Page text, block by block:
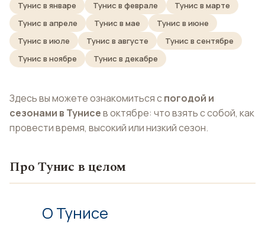
Тунис в январе Тунис в феврале
Тунис в марте
Тунис в апреле
Тунис в мае
Тунис в июне
Тунис в июле
Тунис в августе
Тунис в сентябре
Тунис в ноябре
Тунис в декабре
Здесь вы можете ознакомиться спогодой и
сезонами в Тунисев октябре: что взять с собой, как
провести время, высокий или низкий сезон.
Про Тунис в целом
О Тунисе